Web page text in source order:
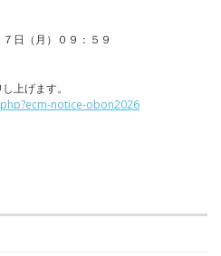
日（月）０９：５９
上げます。
notice-obon2026